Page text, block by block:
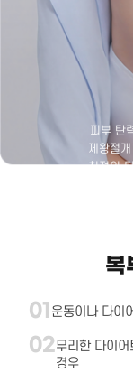
피부 탄
제왕절
최적의
복
01 운동이나 다이
02무리한 다이
경우